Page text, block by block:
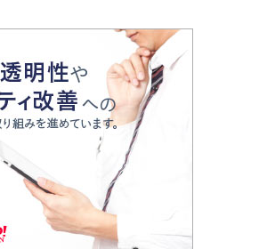
京都府 奈良県
和歌山県
岡山県 広島県
高知県
長崎県 熊本県
沖縄県
方
市区町村ランキング
る
手な人注目！最短距離の学力
験」相談室
検対策
！中学受験のリアル
トが徹底解説！ 大学受験の羅
校・高校